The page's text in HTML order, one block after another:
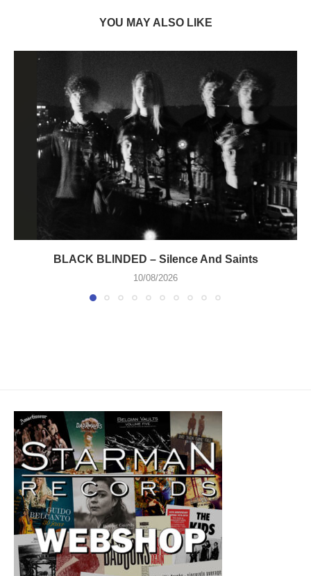
YOU MAY ALSO LIKE
BLACK BLINDED – Silence And Saints
10/08/2026